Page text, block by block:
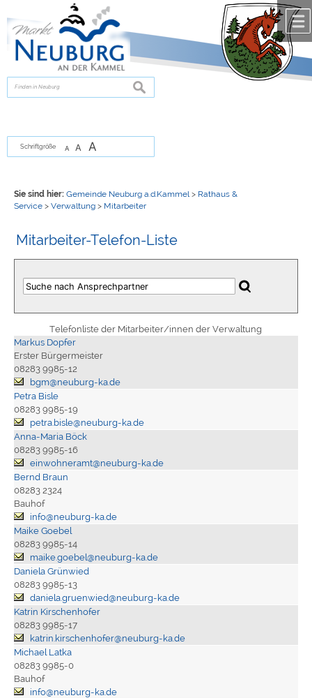
zur Navigationoder
springen.
suchen
Schriftgröße A A A
Sie sind hier: Gemeinde Neuburg a.d.Kammel > Rathaus &
Service> Verwaltung> Mitarbeiter
Mitarbeiter-Telefon-Liste
Telefonliste der Mitarbeiter/innen der Verwaltung
Markus Dopfer
Erster Bürgermeister
08283 9985-12
bgm@neuburg-ka.de
Petra Bisle
08283 9985-19
petra.bisle@neuburg-ka.de
Anna-Maria Böck
08283 9985-16
einwohneramt@neuburg-ka.de
Bernd Braun
08283 2324
Bauhof
info@neuburg-ka.de
Maike Goebel
08283 9985-14
maike.goebel@neuburg-ka.de
Daniela Grünwied
08283 9985-13
daniela.gruenwied@neuburg-ka.de
Katrin Kirschenhofer
08283 9985-17
katrin.kirschenhofer@neuburg-ka.de
Michael Latka
08283 9985-0
Bauhof
info@neuburg-ka.de